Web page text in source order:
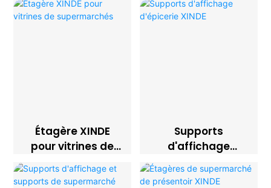
supermarché
Étagère XINDE
pour vitrines de
Supports
d'affichage